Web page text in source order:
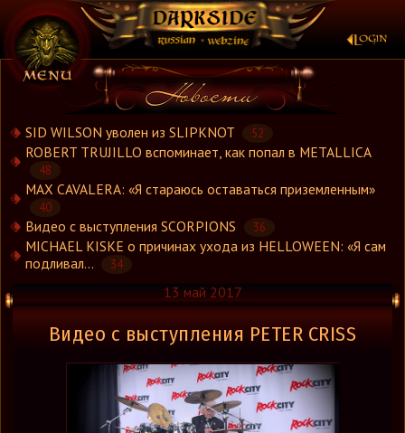
×
Новости
Видео
Концерты
Группы
Рецензии
Интервью
Стили
Графика
SID WILSON уволен из SLIPKNOT 52
ROBERT TRUJILLO вспоминает, как попал в METALLICA
48
MAX CAVALERA: «Я стараюсь оставаться приземленным»
40
Видео с выступления SCORPIONS 36
MICHAEL KISKE о причинах ухода из HELLOWEEN: «Я сам
подливал...
34
13 май 2017
Видео с выступления PETER CRISS